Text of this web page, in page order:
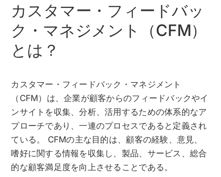
カスタマー・フィードバッ
ク・マネジメント（CFM）
とは？
カスタマー・フィードバック・マネジメント
（CFM）は、企業が顧客からのフィードバックやイ
ンサイトを収集、分析、活用するための体系的なア
プローチであり、一連のプロセスであると定義され
ている。 CFMの主な目的は、顧客の経験、意見、
嗜好に関する情報を収集し、製品、サービス、総合
的な顧客満足度を向上させることである。